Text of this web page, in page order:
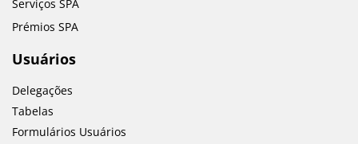
Serviços SPA
Prémios SPA
Usuários
Delegações
Tabelas
Formulários Usuários